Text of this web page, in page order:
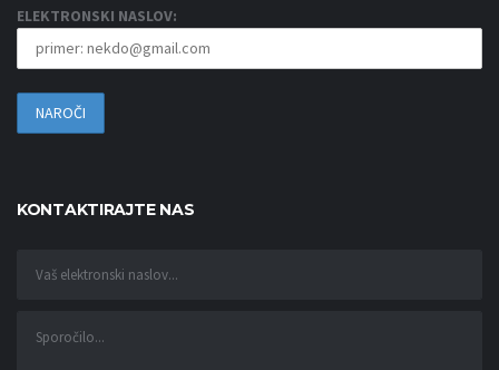
ELEKTRONSKI NASLOV:
KONTAKTIRAJTE NAS